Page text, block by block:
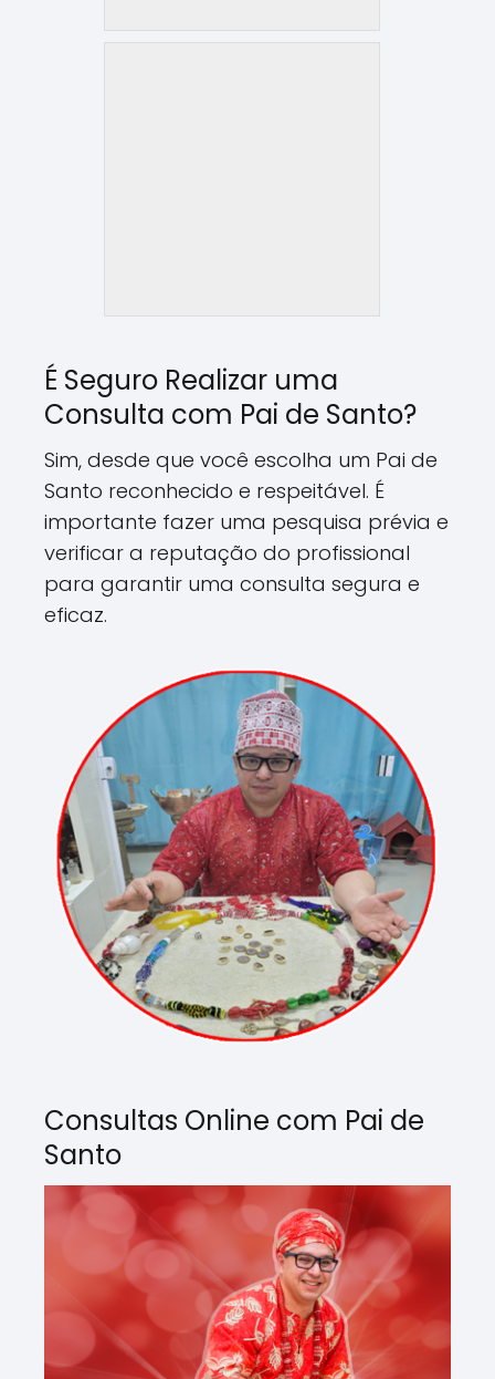
É Seguro Realizar uma
Consulta com Pai de Santo?
Sim, desde que você escolha um Pai de
Santo reconhecido e respeitável. É
importante fazer uma pesquisa prévia e
verificar a reputação do profissional
para garantir uma consulta segura e
eficaz.
Consultas Online com Pai de
Santo